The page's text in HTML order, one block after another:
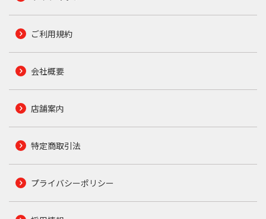
ご利用規約
会社概要
店舗案内
特定商取引法
プライバシーポリシー